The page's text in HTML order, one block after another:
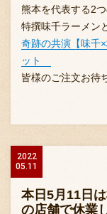
熊本を代表する2
特撰味千ラーメン
奇跡の共演【味千
ット
皆様のご注文お待
2022
05.11
本日5月11日
の店舗で休業